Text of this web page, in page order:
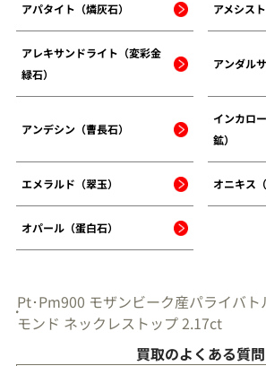
アパタイト（燐灰石） アメシス
アレキサンドライト（変彩金
緑石）
アンダル
アンデシン（曹長石）
インカロ
鉱）
エメラルド（翠玉） オニキス
オパール（蛋白石）
Pt･Pm900 モザンビーク産パライバ
モンド ネックレストップ 2.17ct
買取のよくある質問